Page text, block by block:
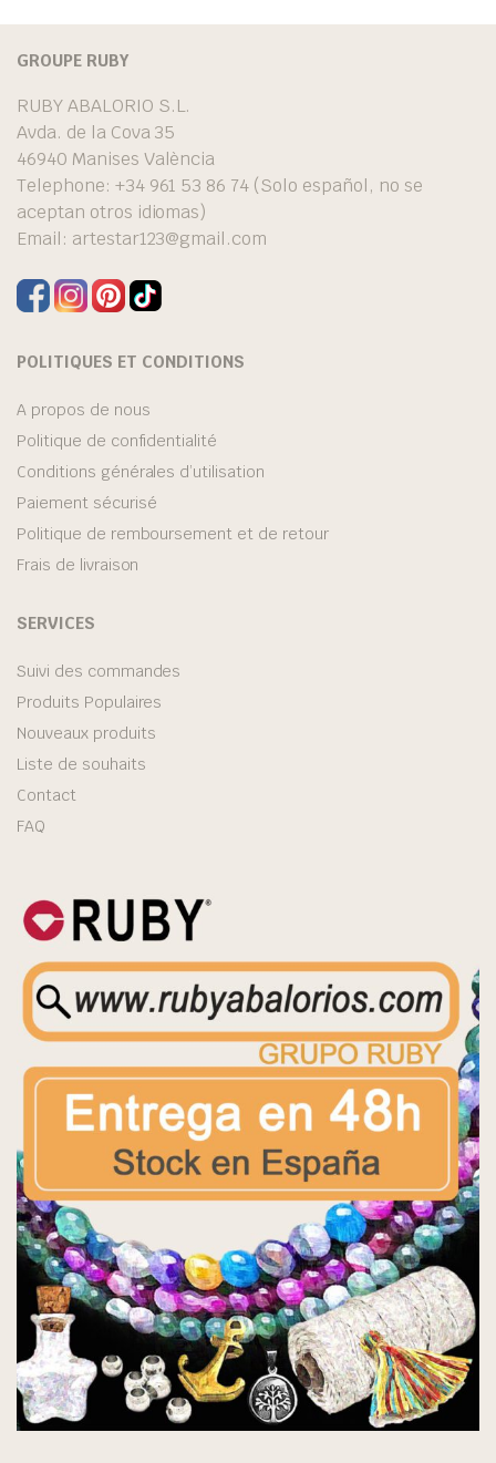
GROUPE RUBY
RUBY ABALORIO S.L.
Avda. de la Cova 35
46940 Manises València
Telephone: +34 961 53 86 74 (Solo español, no se
aceptan otros idiomas)
Email: artestar123@gmail.com
POLITIQUES ET CONDITIONS
A propos de nous
Politique de confidentialité
Conditions générales d’utilisation
Paiement sécurisé
Politique de remboursement et de retour
Frais de livraison
SERVICES
Suivi des commandes
Produits Populaires
Nouveaux produits
Liste de souhaits
Contact
FAQ